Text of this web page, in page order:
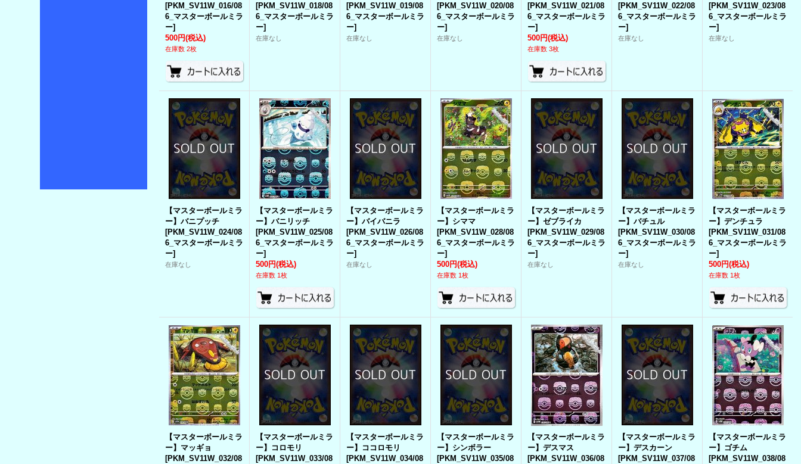
[PKM_SV11W_016/08
6_マスターボールミラ
ー]
500円(税込)
在庫数 2枚
[PKM_SV11W_018/08
6_マスターボールミラ
ー]
在庫なし
[PKM_SV11W_019/08
6_マスターボールミラ
ー]
在庫なし
[PKM_SV11W_020/08
6_マスターボールミラ
ー]
在庫なし
[PKM_SV11W_021/08
6_マスターボールミラ
ー]
500円(税込)
在庫数 3枚
[PKM_SV11W_022/08
6_マスターボールミラ
ー]
在庫なし
[PKM_SV11W_023/08
6_マスターボールミラ
ー]
在庫なし
【マスターボールミラ
ー】バニプッチ
[PKM_SV11W_024/08
6_マスターボールミラ
ー]
在庫なし
【マスターボールミラ
ー】バニリッチ
[PKM_SV11W_025/08
6_マスターボールミラ
ー]
500円(税込)
在庫数 1枚
【マスターボールミラ
ー】バイバニラ
[PKM_SV11W_026/08
6_マスターボールミラ
ー]
在庫なし
【マスターボールミラ
ー】シママ
[PKM_SV11W_028/08
6_マスターボールミラ
ー]
500円(税込)
在庫数 1枚
【マスターボールミラ
ー】ゼブライカ
[PKM_SV11W_029/08
6_マスターボールミラ
ー]
在庫なし
【マスターボールミラ
ー】バチュル
[PKM_SV11W_030/08
6_マスターボールミラ
ー]
在庫なし
【マスターボールミラ
ー】デンチュラ
[PKM_SV11W_031/08
6_マスターボールミラ
ー]
500円(税込)
在庫数 1枚
【マスターボールミラ
ー】マッギョ
[PKM_SV11W_032/08
【マスターボールミラ
ー】コロモリ
[PKM_SV11W_033/08
【マスターボールミラ
ー】ココロモリ
[PKM_SV11W_034/08
【マスターボールミラ
ー】シンボラー
[PKM_SV11W_035/08
【マスターボールミラ
ー】デスマス
[PKM_SV11W_036/08
【マスターボールミラ
ー】デスカーン
[PKM_SV11W_037/08
【マスターボールミラ
ー】ゴチム
[PKM_SV11W_038/08